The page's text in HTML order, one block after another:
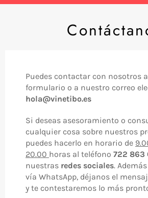
Puedes contactar con nosotros
formulario o a nuestro correo
hola@vinetibo.es
Si deseas asesoramiento o
cualquier cosa sobre nuestros
puedes hacerlo en horario de
20.00 horas al teléfono 722 863
nuestras redes sociales.
vía WhatsApp, déjanos el
y te contestaremos lo más